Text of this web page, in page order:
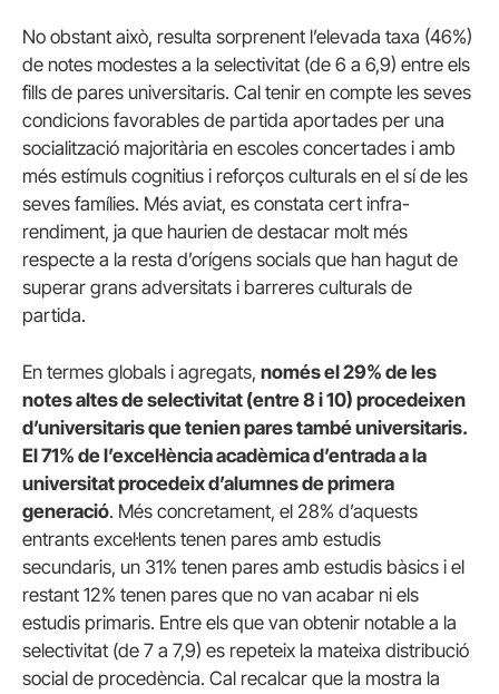
No obstant això, resulta sorprenent l’elevada taxa (46%)
de notes modestes a la selectivitat (de 6 a 6,9) entre els
fills de pares universitaris. Cal tenir en compte les seves
condicions favorables de partida aportades per una
socialització majoritària en escoles concertades i amb
més estímuls cognitius i reforços culturals en el sí de les
seves famílies. Més aviat, es constata cert infra-
rendiment, ja que haurien de destacar molt més
respecte a la resta d’orígens socials que han hagut de
superar grans adversitats i barreres culturals de
partida.
En termes globals i agregats, només el 29% de les
notes altes de selectivitat (entre 8 i 10) procedeixen
d’universitaris que tenien pares també universitaris.
El 71% de l’excel·lència acadèmica d’entrada a la
universitat procedeix d’alumnes de primera
generació. Més concretament, el 28% d’aquests
entrants excel·lents tenen pares amb estudis
secundaris, un 31% tenen pares amb estudis bàsics i el
restant 12% tenen pares que no van acabar ni els
estudis primaris. Entre els que van obtenir notable a la
selectivitat (de 7 a 7,9) es repeteix la mateixa distribució
social de procedència. Cal recalcar que la mostra la